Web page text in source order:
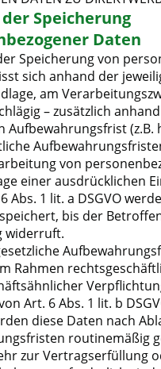
Speicherung
Daten
Speicherung von
sich anhand der
am
– zusätzlich
Aufbewahrungsfrist (z.B.
von
einer ausdrücklichen
Abs. 1 lit. a DSGVO
bis der
widerruft.
Rahmen
Art. 6 Abs. 1 lit. b
diese Daten nach
routinemäßig
zur Vertragserfüllung